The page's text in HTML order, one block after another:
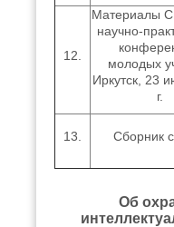
12.
Материалы
научно-
молодых
Иркутск, 23
г.
13. Сборник
Об